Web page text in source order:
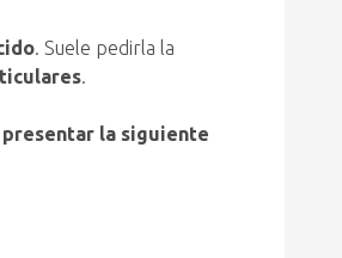
. Suele pedirla la
presentar la siguiente